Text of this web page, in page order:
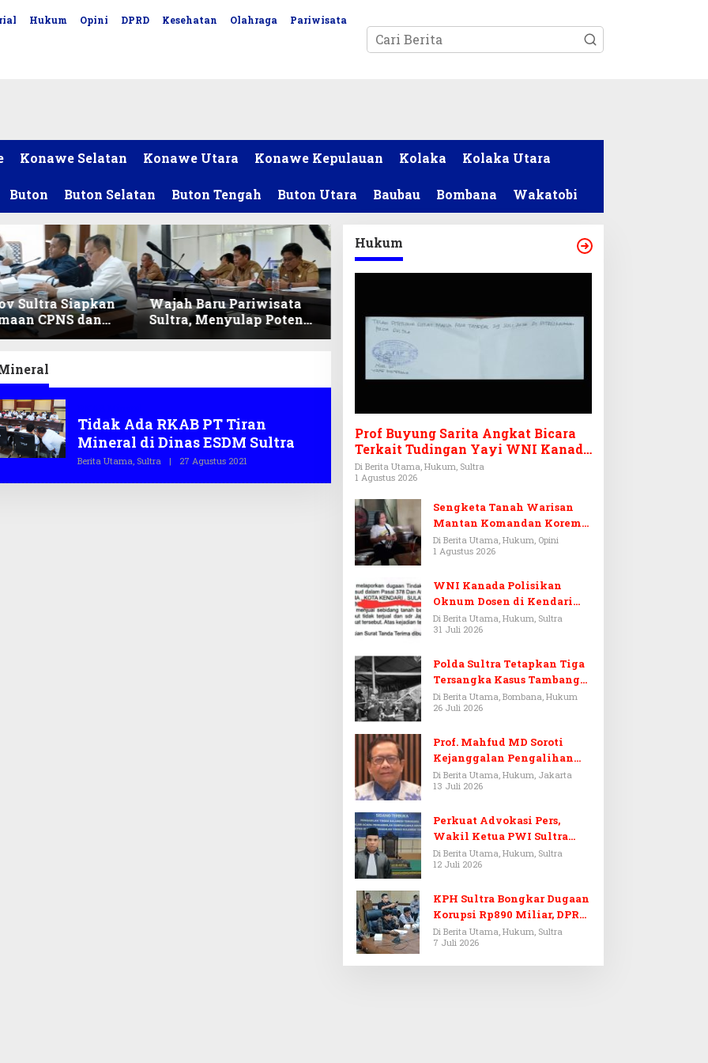
Hukum Opini DPRD Kesehatan Olahraga Pariwisata
Konawe Selatan Konawe Utara Konawe Kepulauan Kolaka Kolaka Utara
Buton Buton Selatan Buton Tengah Buton Utara Baubau Bombana Wakatobi
Sultra Siapkan
CPNS dan
DPRD Sultra
Wajah Baru Pariwisata
Sultra, Menyulap Potensi
Lokal Lewat Sentuhan
Tidak Ada RKAB PT Tiran
Mineral di Dinas ESDM Sultra
Berita Utama, Sultra | 27 Agustus 2021
E
Hukum
Prof Buyung Sarita Angkat Bicara
Terkait Tudingan Yayi WNI Kanada
Ditagih Utang Rp3,6 Miliar
Di Berita Utama, Hukum, Sultra
1 Agustus 2026
Sengketa Tanah Warisan
Mantan Komandan Korem
143/HO, Ketika Warisan
Menjadi Arena Pemerasan
Di Berita Utama, Hukum, Opini
1 Agustus 2026
WNI Kanada Polisikan
Oknum Dosen di Kendari
Terkait Aset Puluhan Miliar
Di Berita Utama, Hukum, Sultra
31 Juli 2026
Polda Sultra Tetapkan Tiga
Tersangka Kasus Tambang
Emas Ilegal di Bombana
Di Berita Utama, Bombana, Hukum
26 Juli 2026
Prof. Mahfud MD Soroti
Kejanggalan Pengalihan
Penyelidikan Tersangka
Febrie Adriansyah
Di Berita Utama, Hukum, Jakarta
13 Juli 2026
Perkuat Advokasi Pers,
Wakil Ketua PWI Sultra
Resmi Dilantik Menjadi
Advokat PERADI
Di Berita Utama, Hukum, Sultra
12 Juli 2026
KPH Sultra Bongkar Dugaan
Korupsi Rp890 Miliar, DPRD
Sultra Gelar RDP
Di Berita Utama, Hukum, Sultra
7 Juli 2026